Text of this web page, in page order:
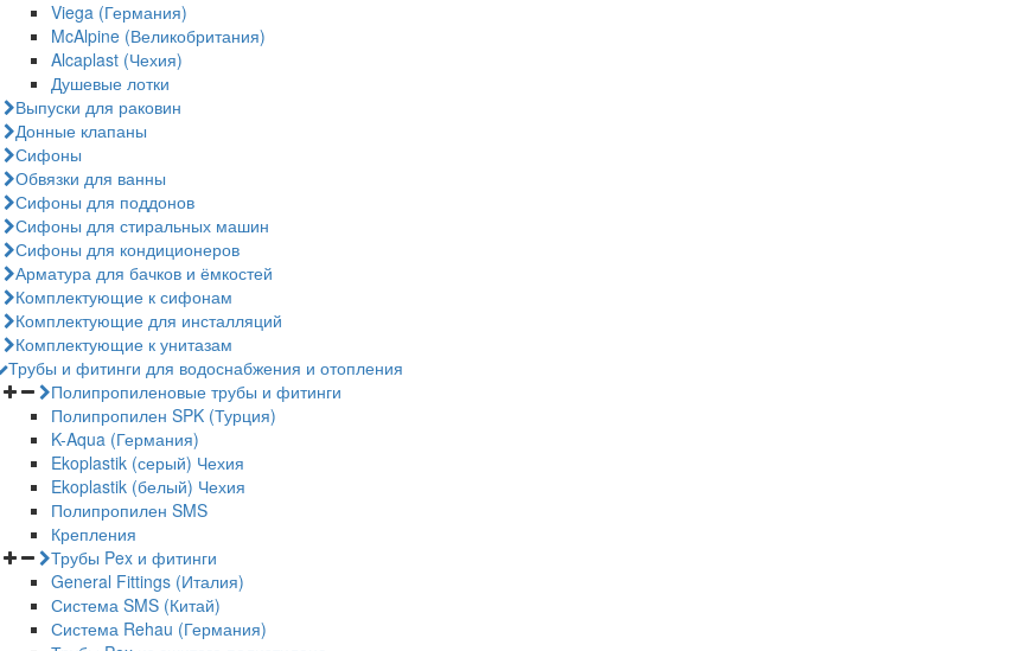
Viega (Германия)
McAlpine (Великобритания)
Alcaplast (Чехия)
Душевые лотки
Выпуски для раковин
Донные клапаны
Сифоны
Обвязки для ванны
Сифоны для поддонов
Сифоны для стиральных машин
Сифоны для кондиционеров
Арматура для бачков и ёмкостей
Комплектующие к сифонам
Комплектующие для инсталляций
Комплектующие к унитазам
Трубы и фитинги для водоснабжения и отопления
Полипропиленовые трубы и фитинги
Полипропилен SPK (Турция)
K-Aqua (Германия)
Ekoplastik (серый) Чехия
Ekoplastik (белый) Чехия
Полипропилен SMS
Крепления
Трубы Pex и фитинги
General Fittings (Италия)
Система SMS (Китай)
Система Rehau (Германия)